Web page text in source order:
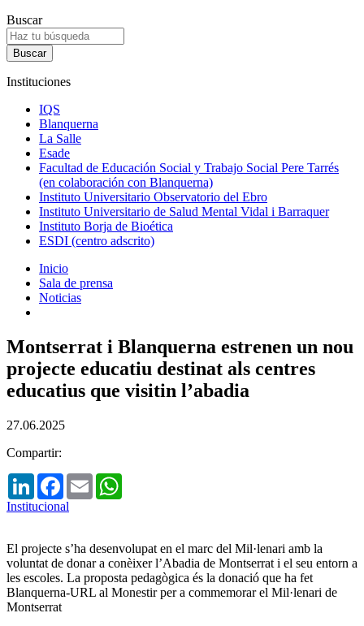
Buscar
Instituciones
IQS
Blanquerna
La Salle
Esade
Facultad de Educación Social y Trabajo Social Pere Tarrés
(en colaboración con Blanquerna)
Instituto Universitario Observatorio del Ebro
Instituto Universitario de Salud Mental Vidal i Barraquer
Instituto Borja de Bioética
ESDI (centro adscrito)
Inicio
Sala de prensa
Noticias
Montserrat i Blanquerna estrenen un nou
projecte educatiu destinat als centres
educatius que visitin l’abadia
27.06.2025
Compartir:
LinkedInFacebook
Email
Institucional
El projecte s’ha desenvolupat en el marc del Mil·lenari amb la
voluntat de donar a conèixer l’Abadia de Montserrat i el seu entorn a
les escoles. La proposta pedagògica és la donació que ha fet
Blanquerna-URL al Monestir per a commemorar el Mil·lenari de
Montserrat